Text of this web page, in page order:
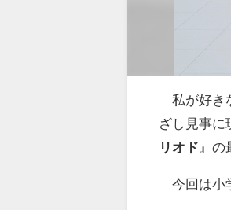
私が好き
ざし見事に
リオド 』の
今回は小